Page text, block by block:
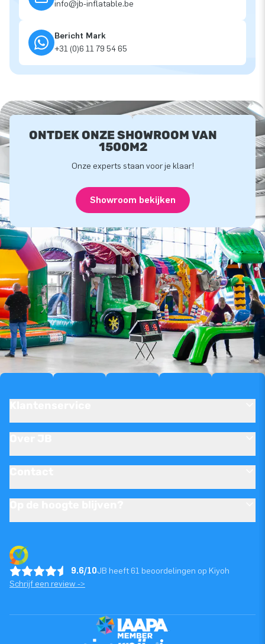
info@jb-inflatable.be
Bericht Mark
+31 (0)6 11 79 54 65
ONTDEK ONZE SHOWROOM VAN
1500M2
Onze experts staan voor je klaar!
Showroom bekijken
9.6/10JB heeft 61 beoordelingen op Kiyoh
Schrijf een review ->